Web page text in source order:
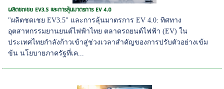
ผลิตชดเชย EV3.5 และการลุ้นมาตรการ EV 4.0
"ผลิตชดเชย EV3.5" และการลุ้นมาตรการ EV 4.0: ทิศทาง
อุตสาหกรรมยานยนต์ไฟฟ้าไทย ตลาดรถยนต์ไฟฟ้า (EV) ใน
ประเทศไทยกำลังก้าวเข้าสู่ช่วงเวลาสำคัญของการปรับตัวอย่างเข้ม
ข้น นโยบายภาครัฐที่เค...